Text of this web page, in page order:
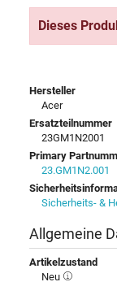
Dieses
Hersteller
Acer
Ersatzteilnummer
23GM1N2001
Primary
23.GM1N2.001
Sicherheits- &
Allgemeine
Artikelzustand
Neu